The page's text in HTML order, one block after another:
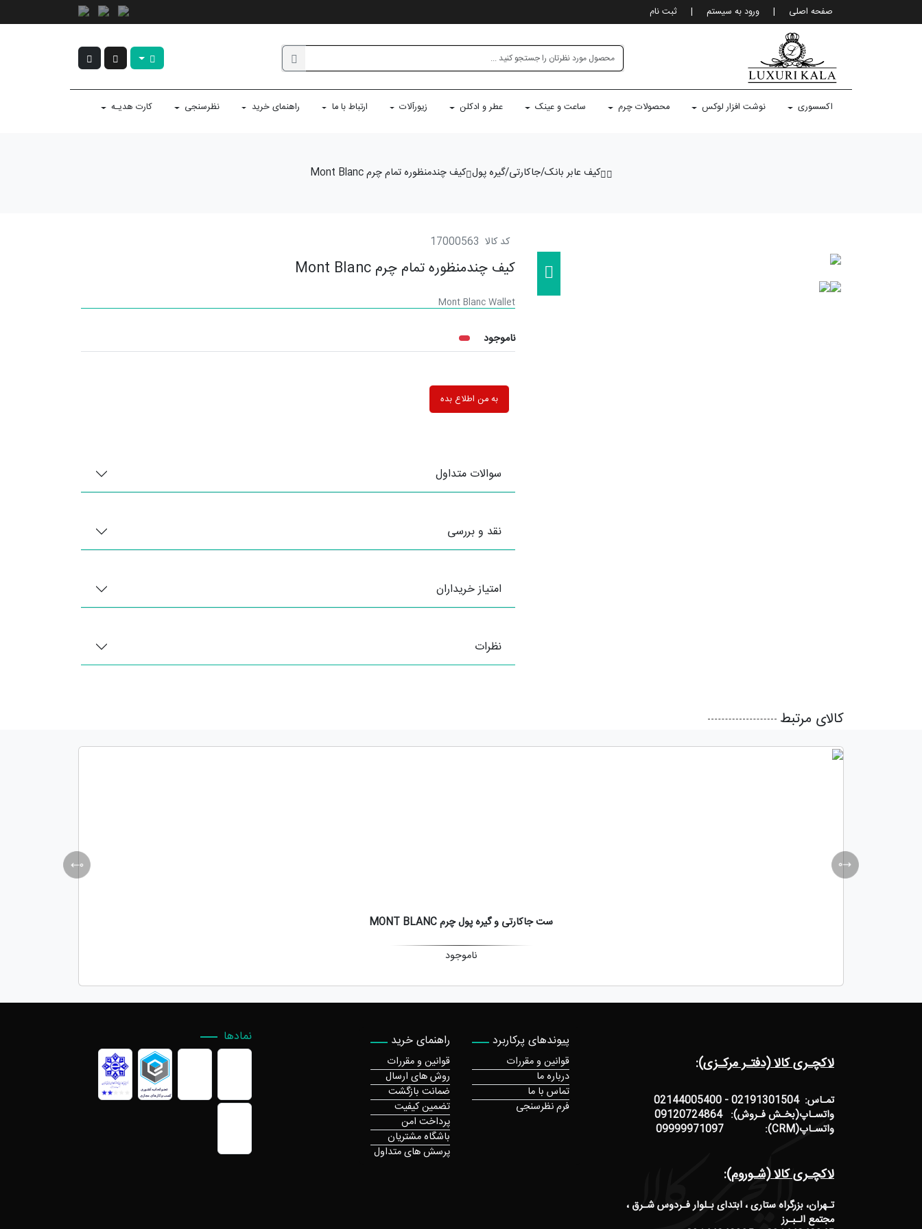
صفحه اصلی | ورود به سيستم | ثبت نام
اکسسوری نوشت افزار لوکس محصولات چرم ساعت و عینک عطر و ادکلن زیورآلات ارتباط با ما راهنمای خرید نظرسنجی کارت هدیـه
کیف عابر بانک/جاکارتی/گیره پول کیف چندمنظوره تمام چرم Mont Blanc
کد کالا 17000563
کیف چندمنظوره تمام چرم Mont Blanc
Mont Blanc Wallet
ناموجود
به من اطلاع بده
سوالات متداول
نقد و بررسی
امتیاز خریداران
نظرات
کالای مرتبط
ست جاکارتی و گیره پول چرم MONT BLANC
ناموجود
لاکچـری کالا (دفتـر مرکـزی):
تمـاس: 02191301504 - 02144005400
واتسـاپ(بخـش فـروش): 09120724864
واتسـاپ(CRM): 09999971097
لاکچـری کالا (شـوروم):
تـهران، بزرگراه ستاری ، ابتدای بـلوار فـردوس شـرق ،
مجتمع الـبـرز
پیوندهای پرکاربرد
قوانین و مقررات
درباره ما
تماس با ما
فرم نظرسنجی
راهنمای خرید
قوانین و مقررات
روش های ارسال
ضمانت بازگشت
تضمین کیفیت
پرداخت امن
باشگاه مشتریان
پرسش های متداول
نمادها